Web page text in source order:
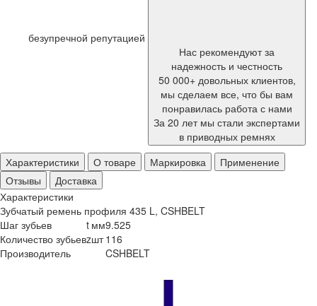
безупречной репутацией
Нас рекомендуют за
надежность и честность
50 000+ довольных клиентов,
мы сделаем все, что бы вам
понравилась работа с нами
За 20 лет мы стали экспертами
в приводных ремнях
Характеристики
О товаре Маркировка
Применение
Отзывы
Доставка
Характеристики
Зубчатый ремень профиля 435 L, CSHBELT
Шаг зубьев
t мм9.525
Количество зубьевzшт 116
Производитель
CSHBELT